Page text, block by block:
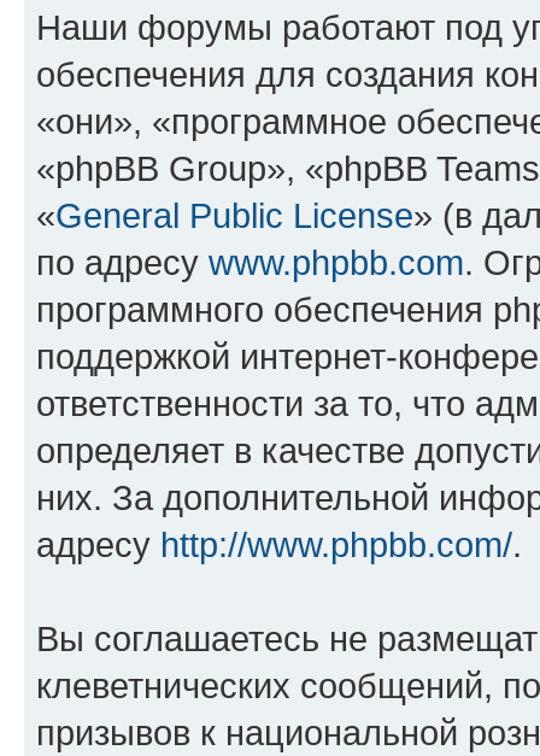
Наши форумы работают под
обеспечения для создания
«они», «программное
«phpBB Group», «phpBB
«General Public License» (в
по адресу www.phpbb.com.
программного обеспечения
поддержкой интернет-
ответственности за то, что
определяет в качестве
них. За дополнительной
адресу http://www.phpbb.com/.
Вы соглашаетесь не
клеветнических сообщений,
призывов к национальной